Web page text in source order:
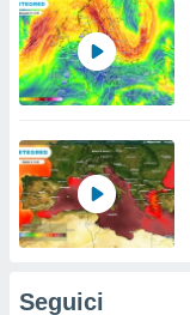
Seguici